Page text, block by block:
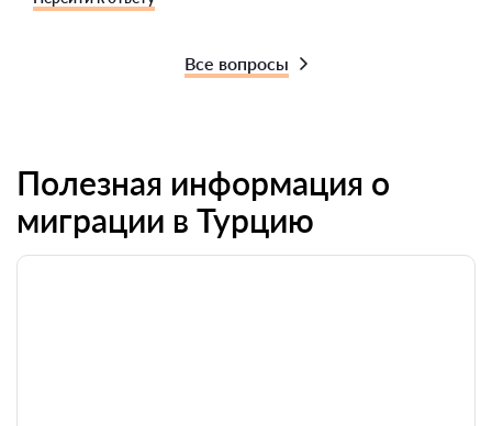
Все вопросы
Полезная информация о
миграции в Турцию